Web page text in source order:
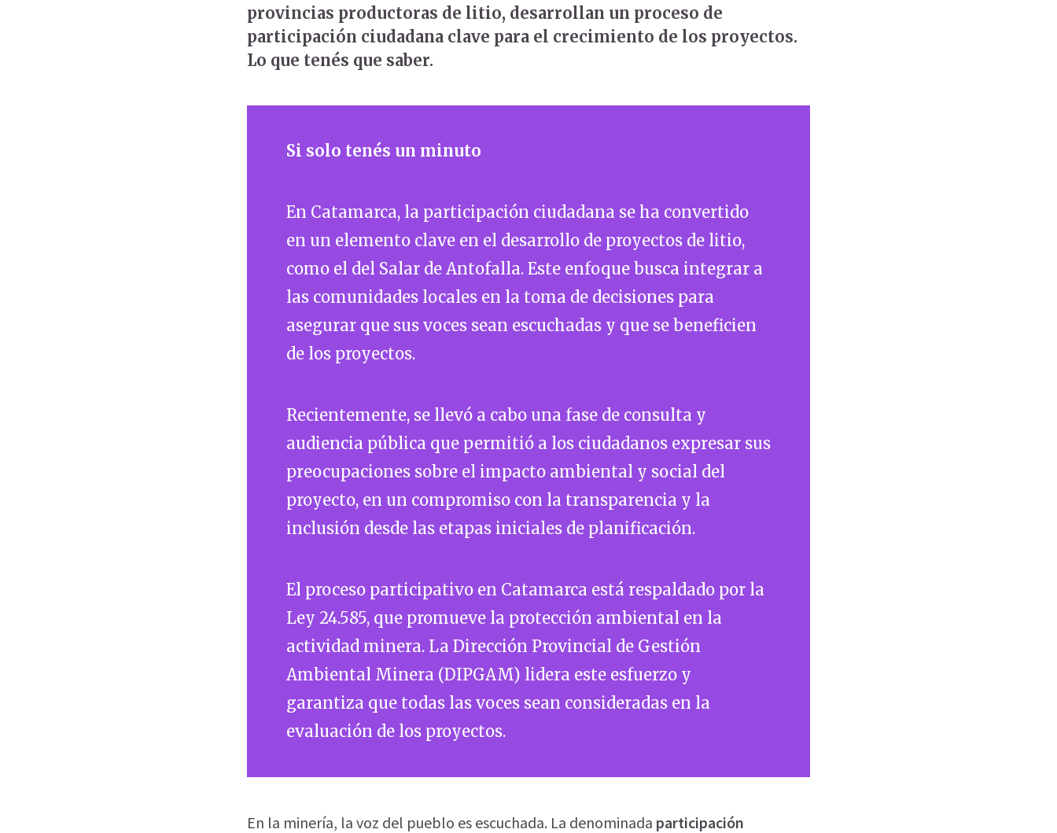
provincias productoras de litio, desarrollan un proceso de
participación ciudadana clave para el crecimiento de los proyectos.
Lo que tenés que saber.
Si solo tenés un minuto
En Catamarca, la participación ciudadana se ha convertido
en un elemento clave en el desarrollo de proyectos de litio,
como el del Salar de Antofalla. Este enfoque busca integrar a
las comunidades locales en la toma de decisiones para
asegurar que sus voces sean escuchadas y que se beneficien
de los proyectos.
Recientemente, se llevó a cabo una fase de consulta y
audiencia pública que permitió a los ciudadanos expresar sus
preocupaciones sobre el impacto ambiental y social del
proyecto, en un compromiso con la transparencia y la
inclusión desde las etapas iniciales de planificación.
El proceso participativo en Catamarca está respaldado por la
Ley 24.585, que promueve la protección ambiental en la
actividad minera. La Dirección Provincial de Gestión
Ambiental Minera (DIPGAM) lidera este esfuerzo y
garantiza que todas las voces sean consideradas en la
evaluación de los proyectos.
En la minería, la voz del pueblo es escuchada. La denominada participación